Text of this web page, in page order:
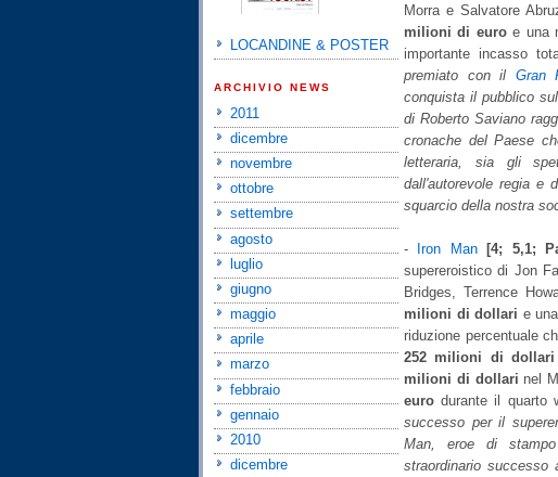
LOCANDINE & POSTER
ARCHIVIO NEWS
2011
dicembre
novembre
ottobre
settembre
agosto
luglio
giugno
maggio
aprile
marzo
febbraio
gennaio
2010
dicembre
Morra e Salvatore
milioni di euroe una
importante incasso
premiato con il Gran
conquista il pubblico
di Roberto Saviano
cronache del Paese
letteraria, sia gli
dall'autorevole regia e
squarcio della nostra
- Iron Man [4; 5,1;
supereroistico di Jon
Bridges, Terrence
milioni di dollari e
riduzione percentuale
252 milioni di dollari
milioni di dollari nel
euro durante il quarto
successo per il
Man, eroe di
straordinario successo